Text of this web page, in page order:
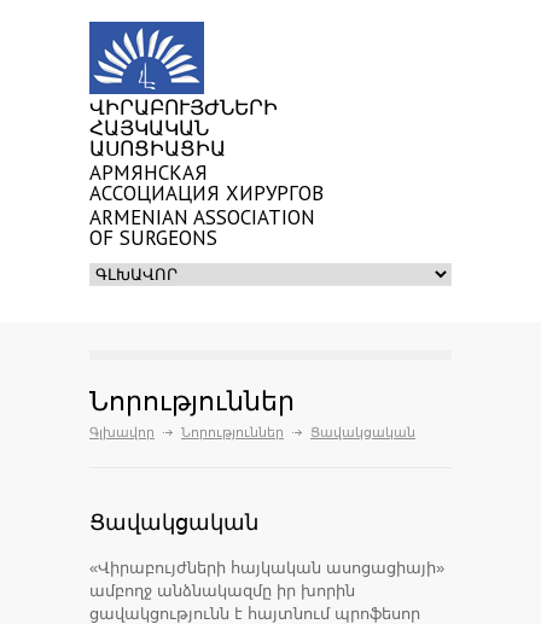
ՎԻՐԱԲՈՒՅԺՆԵՐԻ
ՀԱՅԿԱԿԱՆ
ԱՍՈՑԻԱՑԻԱ
АРМЯНСКАЯ
АССОЦИАЦИЯ ХИРУРГОВ
ARMENIAN ASSOCIATION
OF SURGEONS
Նորություններ
Գլխավոր Նորություններ Ցավակցական
Ցավակցական
«Վիրաբույժների հայկական ասոցացիայի»
ամբողջ անձնակազմը իր խորին
ցավակցությունն է հայտնում պրոֆեսոր